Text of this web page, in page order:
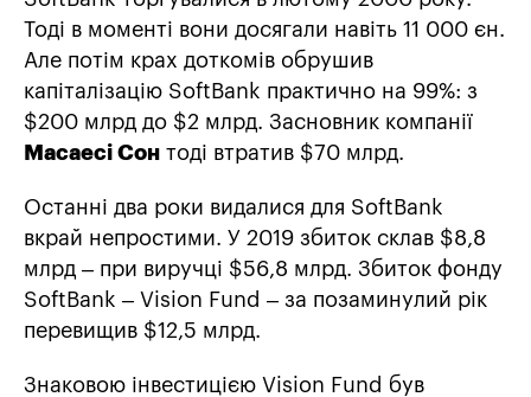
Тоді в моменті вони досягали навіть 11 000 єн.
Але потім крах доткомів обрушив
капіталізацію SoftBank практично на 99%: з
$200 млрд до $2 млрд. Засновник компанії
Масаесі Сон тоді втратив $70 млрд.
Останні два роки видалися для SoftBank
вкрай непростими. У 2019 збиток склав $8,8
млрд – при виручці $56,8 млрд. Збиток фонду
SoftBank – Vision Fund – за позаминулий рік
перевищив $12,5 млрд.
Знаковою інвестицією Vision Fund був